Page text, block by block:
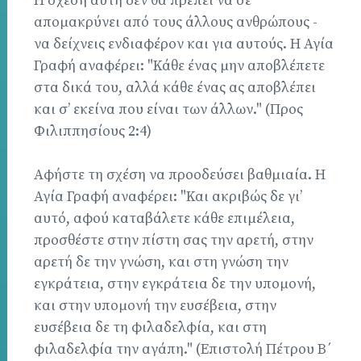
απομακρύνει από τους άλλους ανθρώπους -
να δείχνεις ενδιαφέρον και για αυτούς. Η Αγία
Γραφή αναφέρει: "Κάθε ένας μην αποβλέπετε
στα δικά του, αλλά κάθε ένας ας αποβλέπει
και σ’ εκείνα που είναι των άλλων." (Προς
Φιλιππησίους 2:4)
Αφήστε τη σχέση να προοδεύσει βαθμιαία. Η
Αγία Γραφή αναφέρει: "Και ακριβώς δε γι’
αυτό, αφού καταβάλετε κάθε επιμέλεια,
προσθέστε στην πίστη σας την αρετή, στην
αρετή δε την γνώση, και στη γνώση την
εγκράτεια, στην εγκράτεια δε την υπομονή,
και στην υπομονή την ευσέβεια, στην
ευσέβεια δε τη φιλαδελφία, και στη
φιλαδελφία την αγάπη." (Επιστολή Πέτρου Β΄